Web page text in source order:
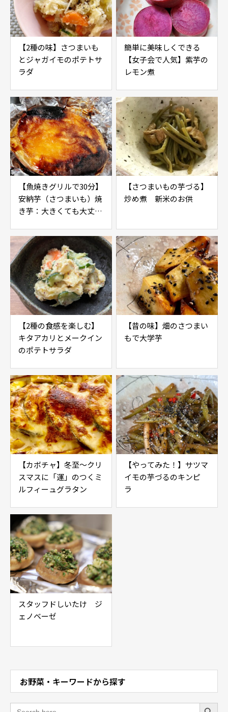
【2種の味】さつまいも
とジャガイモのポテトサ
ラダ
簡単に美味しくできる
【女子会で人気】紫芋の
レモン煮
【魚焼きグリルで30分】
安納芋（さつまいも）焼
き芋：大きくても大丈
【さつまいもの芋づる】
炒め煮 新米のお供
【2種の食感を楽しむ】
キタアカリとメークイン
のポテトサラダ
【昔の味】畑のさつまい
もで大学芋
【カボチャ】冬至～クリ
スマスに「運」のつくミ
ルフィーュグラタン
【やってみた！】サツマ
イモの芋づるのキンピ
ラ
スタッフドしいたけ ジ
ェノベーゼ
お野菜・キーワードから探す
Search Search Button